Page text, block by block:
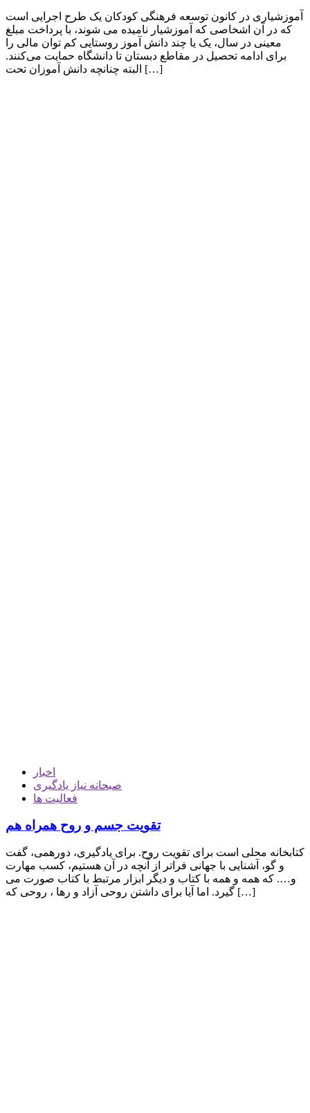
آموزشیاری در کانون توسعه فرهنگی کودکان یک طرح اجرایی است
که در آن اشخاصی که آموزشیار نامیده می شوند، با پرداخت مبلغ
معینی در سال، یک یا چند دانش آموز روستایی کم توان مالی را
برای ادامه تحصیل در مقاطع دبستان تا دانشگاه حمایت می‌کنند.
البته چنانچه دانش آموزان تحت […]
اخبار
صبحانه نیاز یادگیری
فعالیت ها
تقویت جسم و روح همراه هم
کتابخانه محلی است برای تقویت روح. برای یادگیری، دورهمی، گفت
و گو، آشنایی با جهانی فراتر از آنچه در آن هستیم، کسب مهارت
و…. که همه و همه با کتاب و دیگر ابزار مرتبط با کتاب صورت می
گیرد. اما آیا برای داشتن روحی آزاد و رها ، روحی که […]